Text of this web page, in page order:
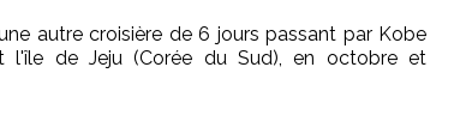
autre croisière de 6 jours passant par Kobe
l'île de Jeju (Corée du Sud), en octobre et